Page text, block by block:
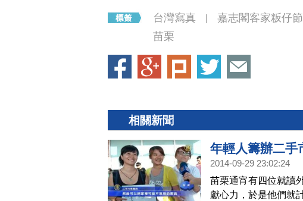
台灣寫真 嘉志閣客家粄仔節
苗栗
相關新聞
年輕人籌辦二手
2014-09-29 23:02:24
苗栗通宵有四位就讀
獻心力，於是他們就